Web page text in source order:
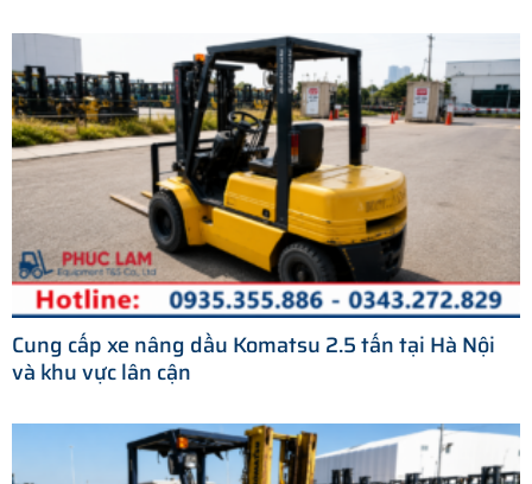
Cung cấp xe nâng dầu Komatsu 2.5 tấn tại Hà Nội
và khu vực lân cận